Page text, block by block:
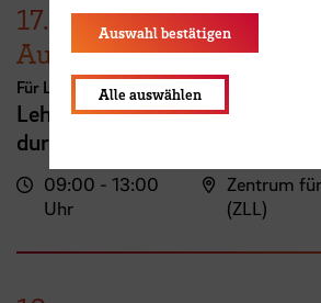
17.
August
Für Lehrende
Lehrveranstaltungsplanung
durch digitale Tools
09:00 - 13:00
Uhr
Zentrum
(ZLL)
Auswahl bestätigen
Alle auswählen